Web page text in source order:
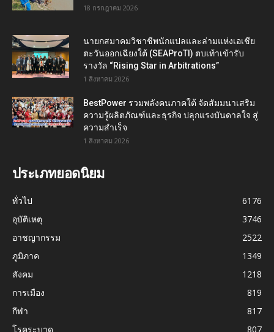
18 กรกฎาคม 2026
นายกสมาคมวิชาชีพนักแปลและล่ามแห่งเอเชีย
ตะวันออกเฉียงใต้ (SEAProTI) ตบเท้าเข้ารับ
รางวัล “Rising Star in Arbitrations”
1 สิงหาคม 2026
BestPower รวมพลังคนภาคใต้ จัดสัมมนาเสริม
ความรู้ผลิตภัณฑ์และธุรกิจ ปลุกแรงบันดาลใจ สู่
ความสำเร็จ
1 สิงหาคม 2026
ประเภทยอดนิยม
ทั่วไป
6176
อุบัติเหตุ
3746
อาชญากรรม
2522
ภูมิภาค
1349
สังคม
1218
การเมือง
819
กีฬา
817
โรคระบาด
807